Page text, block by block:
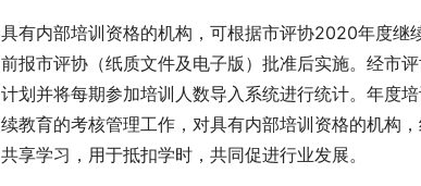
具有内部培训资格的机构，可根据市评协2020年度
前报市评协（纸质文件及电子版）批准后实施。经市
计划并将每期参加培训人数导入系统进行统计。年度
续教育的考核管理工作，对具有内部培训资格的机构
共享学习，用于抵扣学时，共同促进行业发展。